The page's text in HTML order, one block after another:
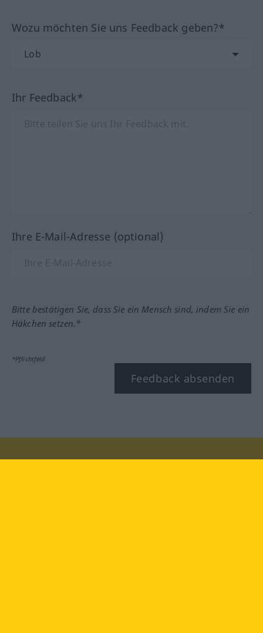
Wozu möchten Sie uns Feedback geben?*
Ihr Feedback*
Ihre E-Mail-Adresse (optional)
Bitte bestätigen Sie, dass Sie ein Mensch sind, indem Sie ein
Häkchen setzen.*
*Pflichtfeld
Feedback absenden